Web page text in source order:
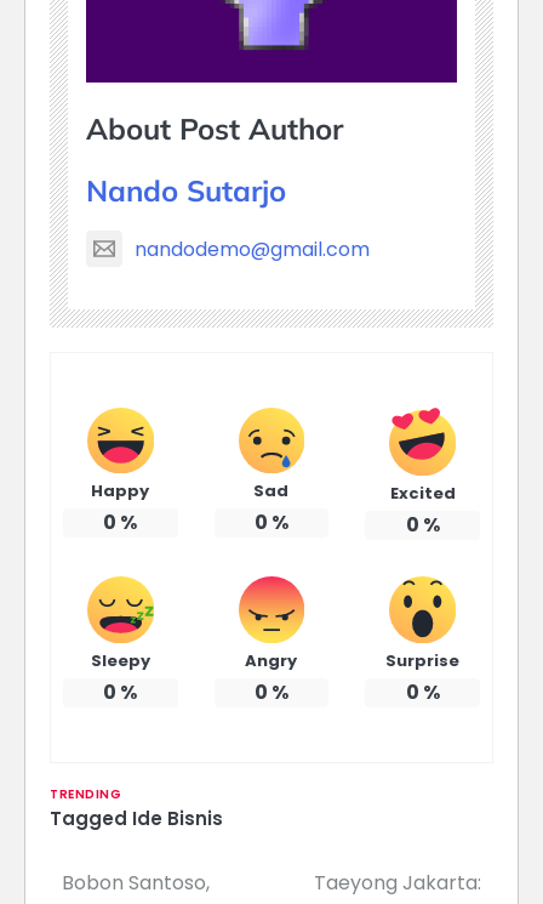
About Post Author
Nando Sutarjo
nandodemo@gmail.com
Happy
0 %
Sad
0 %
Excited
0 %
Sleepy
0 %
Angry
0 %
Surprise
0 %
TRENDING
Tagged Ide Bisnis
Navigasi
Bobon Santoso,
Taeyong Jakarta: